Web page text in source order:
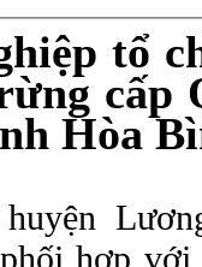
tổ
cấp
Hòa
hợp